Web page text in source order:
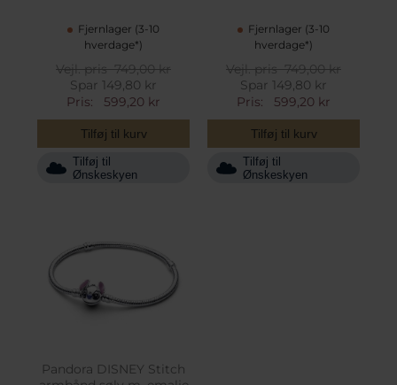
Fjernlager (3-10
hverdage*)
Vejl. pris749,00 kr
Spar 149,80 kr
Pris:
599,20 kr
Tilføj til kurv
Tilføj til
Ønskeskyen
Fjernlager (3-10
hverdage*)
Vejl. pris749,00 kr
Spar 149,80 kr
Pris:
599,20 kr
Tilføj til kurv
Tilføj til
Ønskeskyen
Pandora DISNEY Stitch